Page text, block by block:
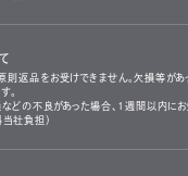
返品をお受けできません。欠損等があ
。
どの不良があった場合、1週間以内にお
当社負担）